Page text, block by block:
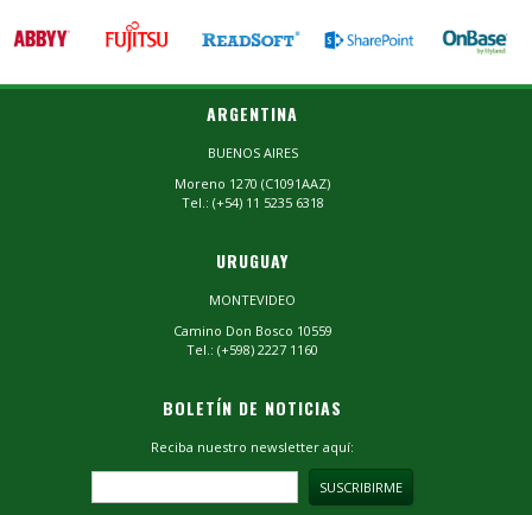
ARGENTINA
BUENOS AIRES
Moreno 1270 (C1091AAZ)
Tel.: (+54) 11 5235 6318
URUGUAY
MONTEVIDEO
Camino Don Bosco 10559
Tel.: (+598) 2227 1160
BOLETÍN DE NOTICIAS
Reciba nuestro newsletter aquí: